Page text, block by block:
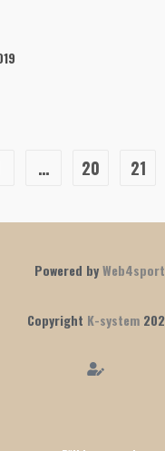
… 20 21
Powered byWeb4sport
Copyright K-system